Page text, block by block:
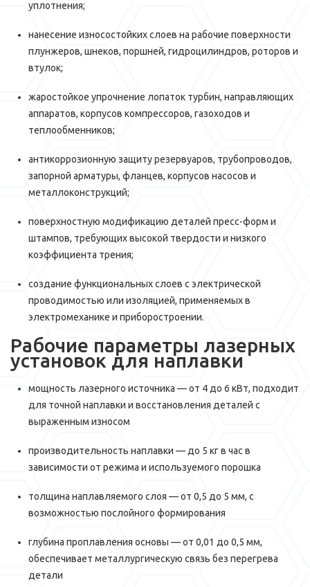
уплотнения;
нанесение износостойких слоев на рабочие поверхности
плунжеров, шнеков, поршней, гидроцилиндров, роторов и
втулок;
жаростойкое упрочнение лопаток турбин, направляющих
аппаратов, корпусов компрессоров, газоходов и
теплообменников;
антикоррозионную защиту резервуаров, трубопроводов,
запорной арматуры, фланцев, корпусов насосов и
металлоконструкций;
поверхностную модификацию деталей пресс-форм и
штампов, требующих высокой твердости и низкого
коэффициента трения;
создание функциональных слоев с электрической
проводимостью или изоляцией, применяемых в
электромеханике и приборостроении.
Рабочие параметры лазерных
установок для наплавки
мощность лазерного источника — от 4 до 6 кВт, подходит
для точной наплавки и восстановления деталей с
выраженным износом
производительность наплавки — до 5 кг в час в
зависимости от режима и используемого порошка
толщина наплавляемого слоя — от 0,5 до 5 мм, с
возможностью послойного формирования
глубина проплавления основы — от 0,01 до 0,5 мм,
обеспечивает металлургическую связь без перегрева
детали